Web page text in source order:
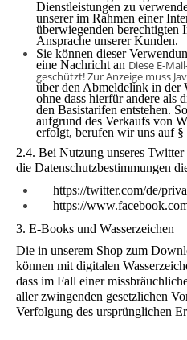
Dienstleistungen zu
unserer im Rahmen einer
überwiegenden berechtigten
Ansprache unserer Kunden.
Sie können dieser
eine Nachricht an Diese E-
geschützt! Zur Anzeige muss
über den Abmeldelink in der
ohne dass hierfür an­dere als
den Basistarifen entstehen.
aufgrund des Ver­kaufs von
erfolgt, berufen wir uns auf
2.4. Bei Nutzung unseres
die Datenschutzbestimmungen
https://twitter.com/de/
https://
3. E-Books und Wasserzeichen
Die in unserem Shop zum
können mit digitalen
dass im Fall einer
aller zwingenden gesetzlichen
Verfolgung des ursprünglichen